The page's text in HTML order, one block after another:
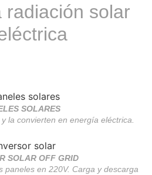
radiación solar
SOLARES
la convierten en energía eléctrica.
SOLAR OFF GRID
paneles en 220V. Carga y descarga